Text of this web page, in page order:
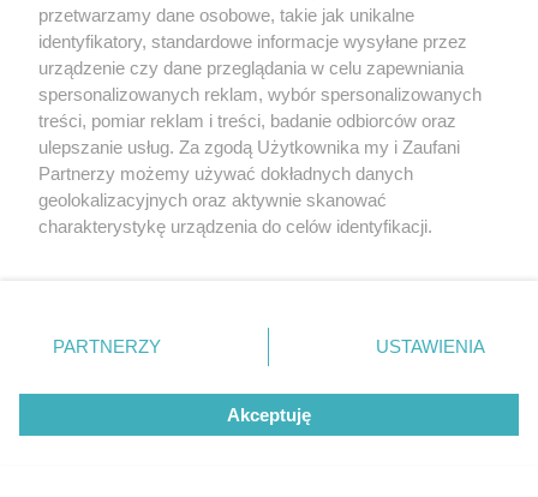
5
Daleko do pięciu porcji dziennie.
TEKST SPONSOROWANY
przetwarzamy dane osobowe, takie jak unikalne
identyfikatory, standardowe informacje wysyłane przez
urządzenie czy dane przeglądania w celu zapewniania
spersonalizowanych reklam, wybór spersonalizowanych
treści, pomiar reklam i treści, badanie odbiorców oraz
ulepszanie usług. Za zgodą Użytkownika my i Zaufani
Partnerzy możemy używać dokładnych danych
geolokalizacyjnych oraz aktywnie skanować
charakterystykę urządzenia do celów identyfikacji.
zmienić/wycofać klikając przycisk ustawień prywatności
znajdujący się w lewym dolnym rogu strony
rodzaje przetwarzania danych nie wymagają zgody
użytkownika, ale masz prawo sprzeciwić się takiemu
przetwarzaniu. Preferencje będą miały zastosowanie tylko
PARTNERZY USTAWIENIA
Akceptuję